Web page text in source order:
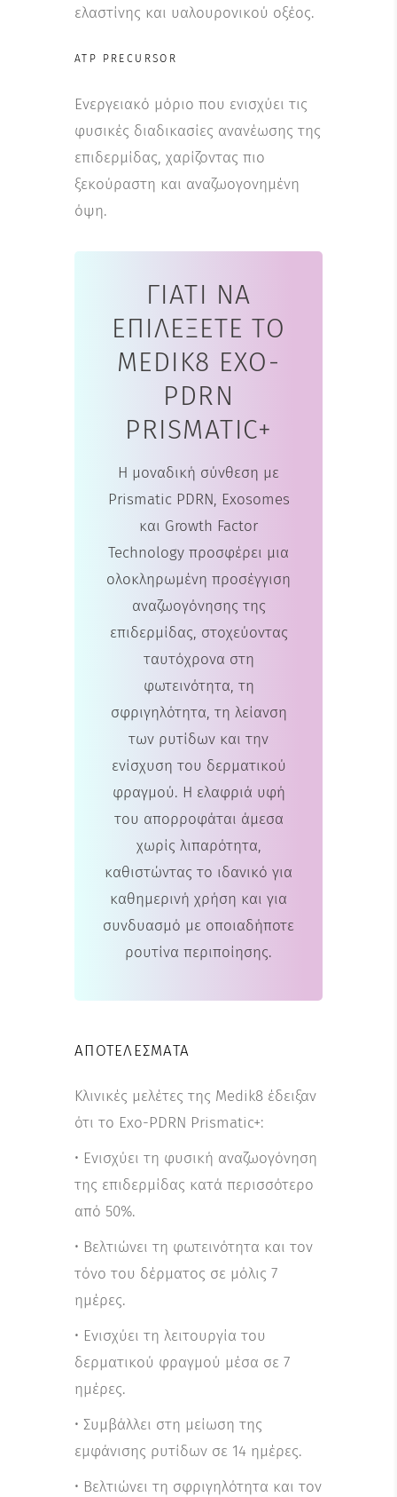
ελαστίνης και υαλουρονικού οξέος.
ATP PRECURSOR
Ενεργειακό μόριο που ενισχύει τις
φυσικές διαδικασίες ανανέωσης της
επιδερμίδας, χαρίζοντας πιο
ξεκούραστη και αναζωογονημένη
όψη.
ΓΙΑΤΊ ΝΑ
ΕΠΙΛΈΞΕΤΕ ΤΟ
MEDIK8 EXO-
PDRN
PRISMATIC+
Η μοναδική σύνθεση με
Prismatic PDRN, Exosomes
και Growth Factor
Technology προσφέρει μια
ολοκληρωμένη προσέγγιση
αναζωογόνησης της
επιδερμίδας, στοχεύοντας
ταυτόχρονα στη
φωτεινότητα, τη
σφριγηλότητα, τη λείανση
των ρυτίδων και την
ενίσχυση του δερματικού
φραγμού. Η ελαφριά υφή
του απορροφάται άμεσα
χωρίς λιπαρότητα,
καθιστώντας το ιδανικό για
καθημερινή χρήση και για
συνδυασμό με οποιαδήποτε
ρουτίνα περιποίησης.
ΑΠΟΤΕΛΈΣΜΑΤΑ
Κλινικές μελέτες της Medik8 έδειξαν
ότι το Exo-PDRN Prismatic+:
• Ενισχύει τη φυσική αναζωογόνηση
της επιδερμίδας κατά περισσότερο
από 50%.
• Βελτιώνει τη φωτεινότητα και τον
τόνο του δέρματος σε μόλις 7
ημέρες.
• Ενισχύει τη λειτουργία του
δερματικού φραγμού μέσα σε 7
ημέρες.
• Συμβάλλει στη μείωση της
εμφάνισης ρυτίδων σε 14 ημέρες.
• Βελτιώνει τη σφριγηλότητα και τον